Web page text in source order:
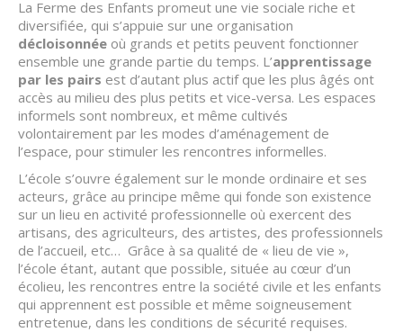
La Ferme des Enfants promeut une vie sociale riche et
diversifiée, qui s’appuie sur une organisation
décloisonnée où grands et petits peuvent fonctionner
ensemble une grande partie du temps. L’apprentissage
par les pairs est d’autant plus actif que les plus âgés ont
accès au milieu des plus petits et vice-versa. Les espaces
informels sont nombreux, et même cultivés
volontairement par les modes d’aménagement de
l’espace, pour stimuler les rencontres informelles.
L’école s’ouvre également sur le monde ordinaire et ses
acteurs, grâce au principe même qui fonde son existence
sur un lieu en activité professionnelle où exercent des
artisans, des agriculteurs, des artistes, des professionnels
de l’accueil, etc… Grâce à sa qualité de « lieu de vie »,
l’école étant, autant que possible, située au cœur d’un
écolieu, les rencontres entre la société civile et les enfants
qui apprennent est possible et même soigneusement
entretenue, dans les conditions de sécurité requises.